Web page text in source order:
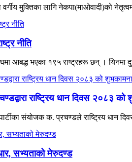
मुक्तिका लागि नेकपा(माओवादी)को
नीति
आबद्ध भएका १९५ राष्ट्रहरू छन् । यिनमा
राष्ट्रिय धान दिवस २०८३ को
संयोजक क. प्रचण्डले राष्ट्रिय धान
सभ्यताको मेरुदण्ड